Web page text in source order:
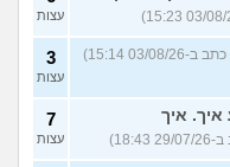
עצות
3
עצות
איך. איך
7
עצות